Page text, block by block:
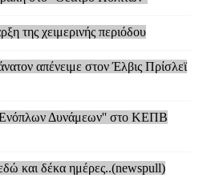
της χειμερινής περιόδου
απένειμε στον Έλβις Πρίσλεϊ
Δυνάμεων'' στο ΚΕΠΒ
και δέκα ημέρες..(newspull)